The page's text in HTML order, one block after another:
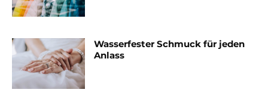
Wasserfester Schmuck für jeden
Anlass